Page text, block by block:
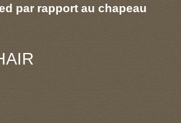
par rapport au chapeau